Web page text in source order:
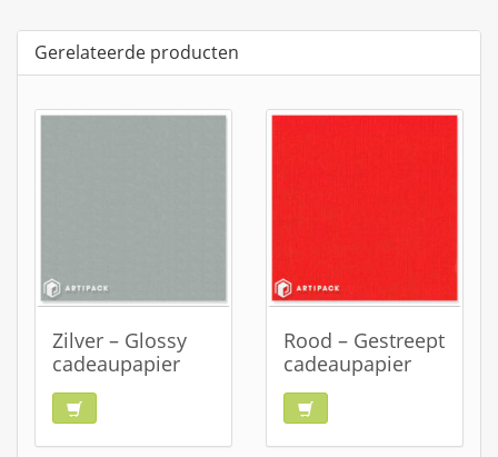
Gerelateerde producten
Zilver – Glossy
cadeaupapier
Rood – Gestreept
cadeaupapier